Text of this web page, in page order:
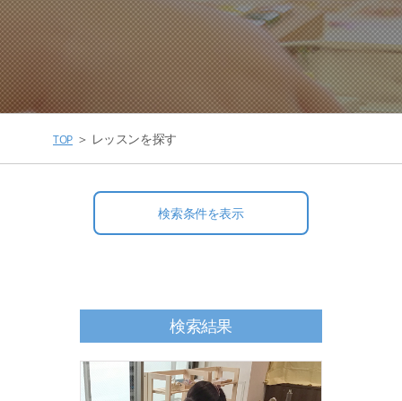
TOP＞ レッスンを探す
検索条件を
検索結果